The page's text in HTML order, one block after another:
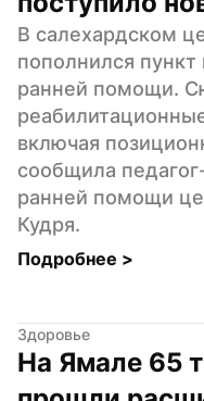
В салехардском
пополнился пункт
ранней помощи.
включая
сообщила
ранней помощи
Кудря.
Подробнее >
Здоровье
На Ямале 65